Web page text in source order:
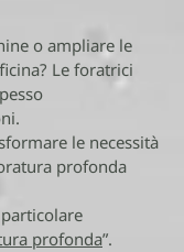
o ampliare le
Le foratrici
le necessità
profonda
profonda”.